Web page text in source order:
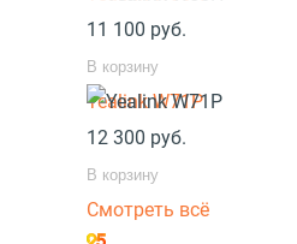
11 100 руб.
В корзину
Yealink W71P
12 300 руб.
В корзину
Смотреть всё